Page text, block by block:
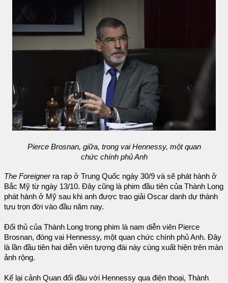
Pierce Brosnan, giữa, trong vai Hennessy, một quan
chức chính phủ Anh
The Foreignerra rạp ở Trung Quốc ngày 30/9 và sẽ phát hành ở
Bắc Mỹ từ ngày 13/10. Đây cũng là phim đầu tiên của Thành Long
phát hành ở Mỹ sau khi anh được trao giải Oscar danh dự thành
tựu trọn đời vào đầu năm nay.
Đối thủ của Thành Long trong phim là nam diễn viên Pierce
Brosnan, đóng vai Hennessy, một quan chức chính phủ Anh. Đây
là lần đầu tiên hai diễn viên tượng đài này cùng xuất hiện trên màn
ảnh rộng.
Kể lại cảnh Quan đối đầu với Hennessy qua điện thoại, Thành